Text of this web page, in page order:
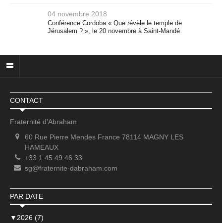
04 novembre 2018
Conférence Cordoba « Que révèle le temple de
Jérusalem ? », le 20 novembre à Saint-Mandé
CONTACT
Fraternité d'Abraham
60 Rue Pierre Mendes France 78114 MAGNY LES
HAMEAUX
+33 1 45 49 46 33
sg@fraternite-dabraham.com
PAR DATE
▼ 2026 (7)